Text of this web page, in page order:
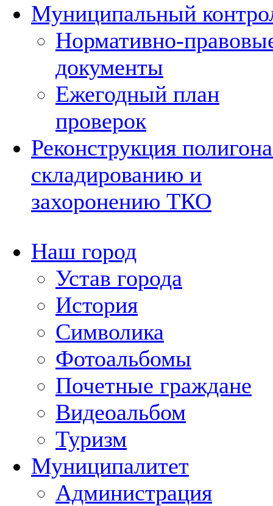
Муниципальный
Нормативно-
документы
Ежегодный план
проверок
Реконструкция
складированию и
захоронению ТКО
Наш город
Устав города
История
Символика
Фотоальбомы
Почетные граждане
Видеоальбом
Туризм
Муниципалитет
Администрация